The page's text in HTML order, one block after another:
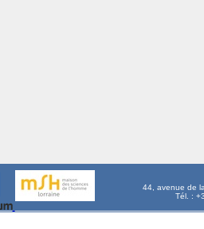
44, avenue de
Tél. :